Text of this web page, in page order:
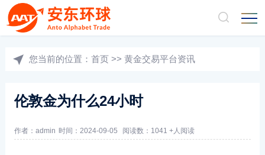
您当前的位置： 首页 >> 黄金交易平台资讯
伦敦金为什么24小时
作者：admin 时间：2024-09-05 阅读数：1041 +人阅读